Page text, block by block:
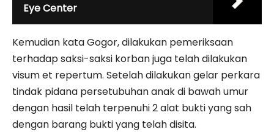
Eye Center
Kemudian kata Gogor, dilakukan pemeriksaan
terhadap saksi-saksi korban juga telah dilakukan
visum et repertum. Setelah dilakukan gelar perkara
tindak pidana persetubuhan anak di bawah umur
dengan hasil telah terpenuhi 2 alat bukti yang sah
dengan barang bukti yang telah disita.